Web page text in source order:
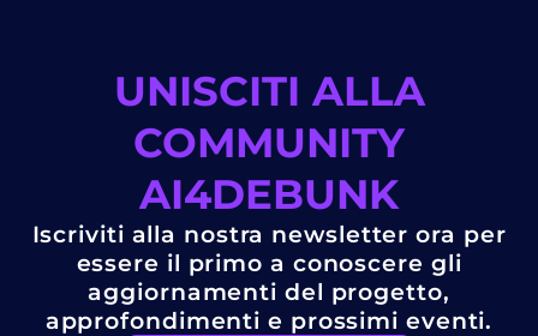
UNISCITI ALLA
COMMUNITY
AI4DEBUNK
Iscriviti alla nostra newsletter ora per
essere il primo a conoscere gli
aggiornamenti del progetto,
approfondimenti e prossimi eventi.